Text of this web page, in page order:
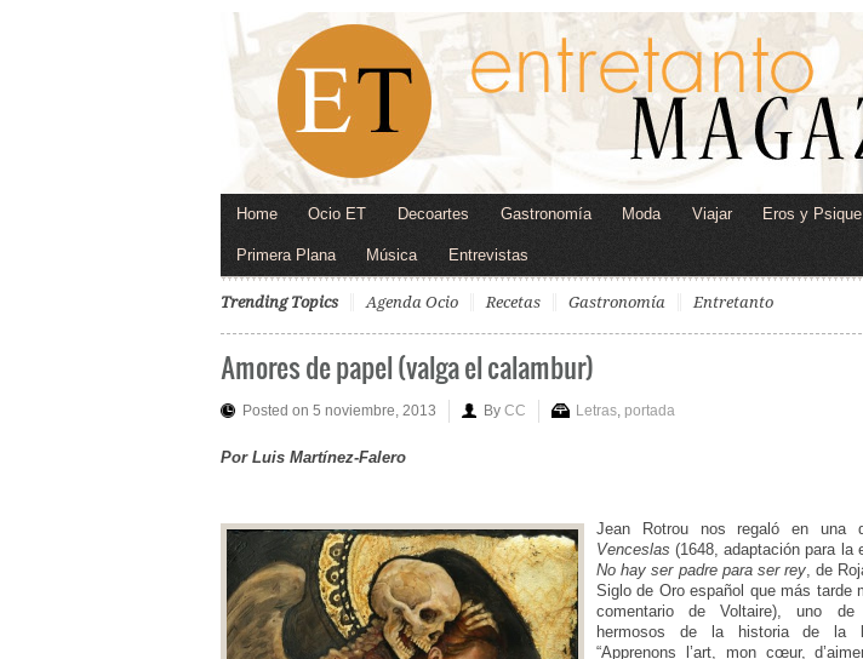
Home Ocio ET Decoartes Gastronomía Moda Viajar Eros y Psique
Primera Plana Música Entrevistas
Trending Topics Agenda Ocio Recetas Gastronomía Entretanto
Amores de papel (valga el calambur)
Posted on 5 noviembre, 2013 By CC Letras portada
Por Luis Martínez-Falero
Jean Rotrou nos regaló en una
Venceslas (1648, adaptación para la
No hay ser padre para ser rey, de
Siglo de Oro español que más tarde
comentario de Voltaire), uno
hermosos de la historia de la
“Apprenons l’art, mon cœur,